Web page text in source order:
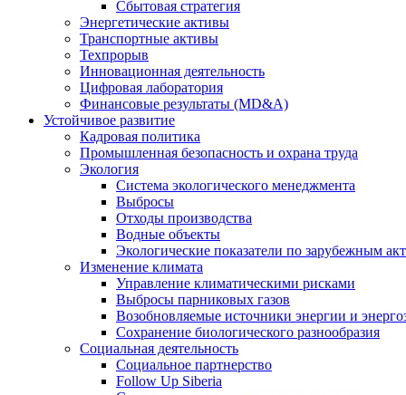
Сбытовая стратегия
Энергетические активы
Транспортные активы
Техпрорыв
Инновационная деятельность
Цифровая лаборатория
Финансовые результаты (MD&A)
Устойчивое развитие
Кадровая политика
Промышленная безопасность и охрана труда
Экология
Система экологического менеджмента
Выбросы
Отходы производства
Водные объекты
Экологические показатели по зарубежным
Изменение климата
Управление климатическими рисками
Выбросы парниковых газов
Возобновляемые источники энергии и
Сохранение биологического разнообразия
Социальная деятельность
Социальное партнерство
Follow Up Siberia